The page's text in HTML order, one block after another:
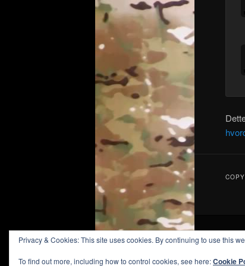
Privacy & Cookies: This site uses cookies. By continuing to use this
To find out more, including how to control cookies, see here:Cookie